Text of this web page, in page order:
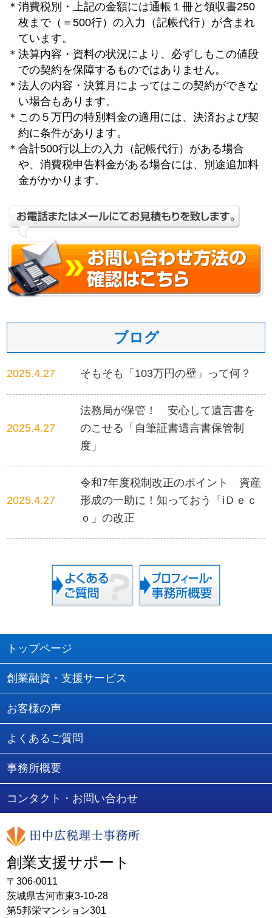
＊消費税別・上記の金額には通帳１冊と領収書250
枚まで（＝500行）の入力（記帳代行）が含まれ
ています。
＊決算内容・資料の状況により、必ずしもこの値段
での契約を保障するものではありません。
＊法人の内容・決算月によってはこの契約ができな
い場合もあります。
＊この５万円の特別料金の適用には、決済および契
約に条件があります。
＊合計500行以上の入力（記帳代行）がある場合
や、消費税申告料金がある場合には、別途追加料
金がかかります。
ブログ
2025.4.27 そもそも「103万円の壁」って何？
2025.4.27
法務局が保管！ 安心して遺言書を
のこせる「自筆証書遺言書保管制
度」
2025.4.27
令和7年度税制改正のポイント 資産
形成の一助に！知っておう「iＤｅｃ
ｏ」の改正
2025.3.21
ルインボイス」で手間いらず！
2024.11.1 つくってみましょう！「経営計画」
2024.10.29
度」を上げよう！
2024.9.26
2024.9.4
知っておきたい「生前贈与」のイロ
ハ
2024.9.4
「インボイス」再点検！免税事業者
等の取引
2024.8.23
税」取扱いの最終チェック
2024.8.23
中小企業のためのメンタルヘルスケ
トップページ
創業融資・支援サービス
お客様の声
よくあるご質問
事務所概要
コンタクト・お問い合わせ
創業支援サポート
〒306-0011
茨城県古河市東3-10-28
第5邦栄マンション301